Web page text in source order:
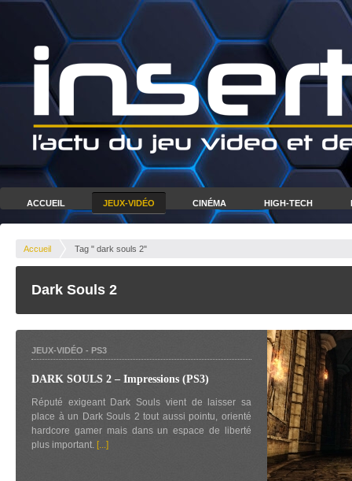
ACCUEIL JEUX-VIDÉO CINÉMA HIGH-TECH
Accueil Tag " dark souls 2"
Dark Souls 2
JEUX-VIDÉO - PS3
DARK SOULS 2 – Impressions (PS3)
Réputé exigeant Dark Souls vient de laisser sa
place à un Dark Souls 2 tout aussi pointu, orienté
hardcore gamer mais dans un espace de liberté
plus important. [...]